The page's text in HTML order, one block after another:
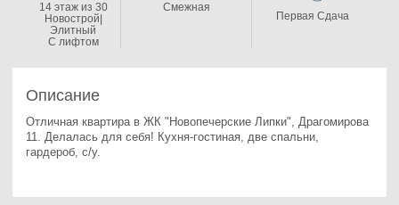
Описание
Отличная квартира в ЖК "Новопечерские Липки", Драгомирова
11. Делалась для себя! Кухня-гостиная, две спальни,
гардероб, с/у.
14 этаж из 30
Новострой|
Элитный
С лифтом
Смежная
Первая Сдача